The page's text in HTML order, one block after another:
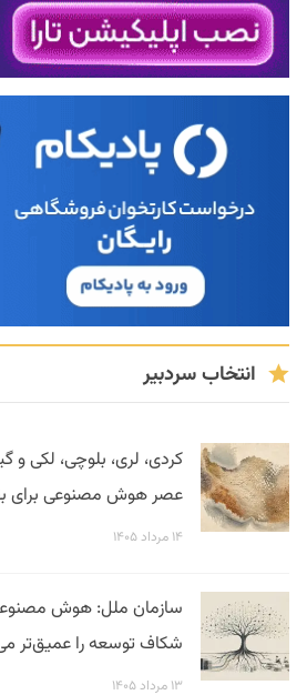
انتخاب سردبیر
کردی، لری، بلوچی، لکی و
عصر هوش مصنوعی برای بقا
۱۴ مرداد ۱۴۰۵
سازمان ملل: هوش
شکاف توسعه را عمیق‌تر
۱۳ مرداد ۱۴۰۵